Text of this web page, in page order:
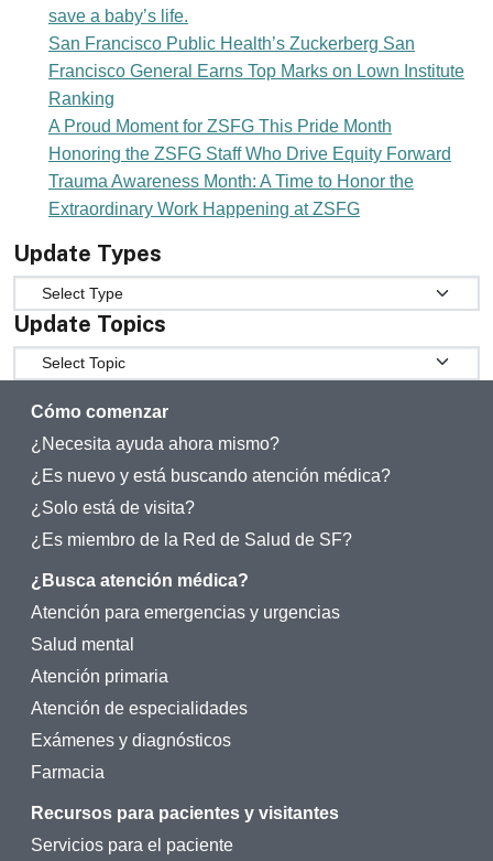
save a baby’s life.
San Francisco Public Health’s Zuckerberg San
Francisco General Earns Top Marks on Lown Institute
Ranking
A Proud Moment for ZSFG This Pride Month
Honoring the ZSFG Staff Who Drive Equity Forward
Trauma Awareness Month: A Time to Honor the
Extraordinary Work Happening at ZSFG
Update Types
Update Types
Update Topics
Update Topics
Cómo comenzar
¿Necesita ayuda ahora mismo?
¿Es nuevo y está buscando atención médica?
¿Solo está de visita?
¿Es miembro de la Red de Salud de SF?
¿Busca atención médica?
Atención para emergencias y urgencias
Salud mental
Atención primaria
Atención de especialidades
Exámenes y diagnósticos
Farmacia
Recursos para pacientes y visitantes
Servicios para el paciente